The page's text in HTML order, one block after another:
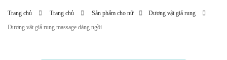
Trang chủ Trang chủ Sản phẩm cho nữ
Dương vật giả rung
Dương vật giả rung massage dáng ngồi